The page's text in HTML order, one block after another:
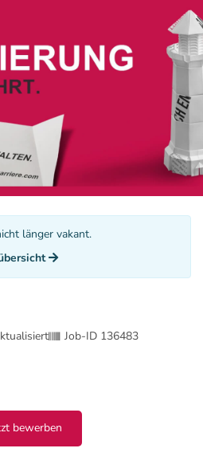
länger vakant.
Job-ID 136483
bewerben